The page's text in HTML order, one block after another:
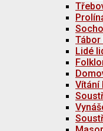
Tábor
Lidé
Vítání